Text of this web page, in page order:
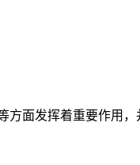
面发挥着重要作用